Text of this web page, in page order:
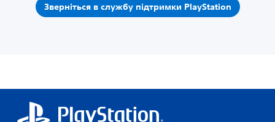
Зверніться в службу підтримки PlayStation